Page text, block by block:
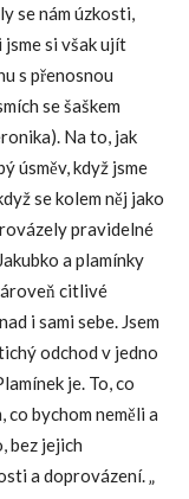
se nám úzkosti,
jsme si však ujít
s přenosnou
se šaškem
Na to, jak
úsměv, když jsme
se kolem něj jako
pravidelné
a plamínky
citlivé
i sami sebe. Jsem
odchod v jedno
je. To, co
bychom neměli a
bez jejich
a doprovázení. „